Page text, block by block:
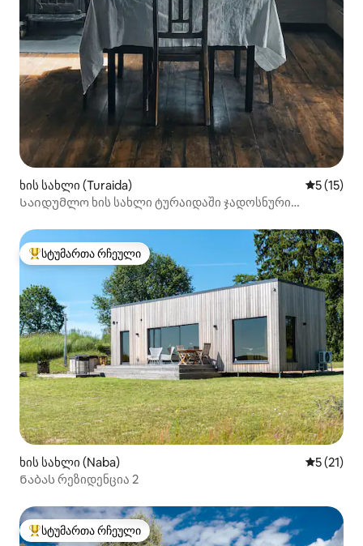
ხის სახლი (Turaida) საშუალო
5 (15)
Საიდუმლო ხის სახლი ტურაიდაში ჯადოსნური
სტუმართა რჩეული მოწინავე ვარიანტი
სტუმართა რჩეული
ხის სახლი (Naba) საშუალო
5 (21)
Ნაბას რეზიდენცია 2
სტუმართა რჩეული მოწინავე ვარიანტი
სტუმართა რჩეული